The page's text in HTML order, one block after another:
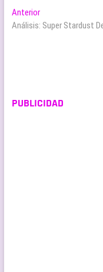
Navegación
de
AnteriorEntrada
anterior:
Análisis: Super Stardust
PUBLICIDAD